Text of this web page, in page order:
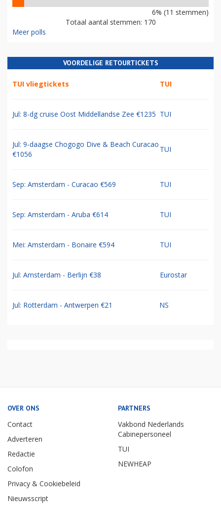
6% (11 stemmen)
Totaal aantal stemmen: 170
Meer polls
VOORDELIGE RETOURTICKETS
TUI vliegtickets TUI
Jul: 8-dg cruise Oost Middellandse Zee €1235 TUI
Jul: 9-daagse Chogogo Dive & Beach Curacao
€1056
TUI
Sep: Amsterdam - Curacao €569 TUI
Sep: Amsterdam - Aruba €614 TUI
Mei: Amsterdam - Bonaire €594 TUI
Jul: Amsterdam - Berlijn €38 Eurostar
Jul: Rotterdam - Antwerpen €21 NS
OVER ONS
Contact
Adverteren
Redactie
Colofon
Privacy & Cookiebeleid
Nieuwsscript
PARTNERS
Vakbond Nederlands
Cabinepersoneel
TUI
NEWHEAP